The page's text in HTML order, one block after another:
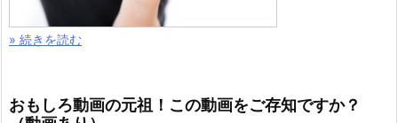
» 続きを読む
おもしろ動画の元祖！この動画をご存知ですか？